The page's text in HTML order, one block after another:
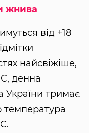
жнива
від +18
найсвіжіше,
денна
України тримає
температура